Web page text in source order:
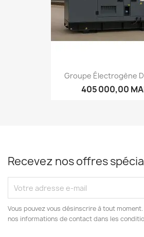
Groupe Électrogène
405 000,00
Recevez nos offres
Vous pouvez vous désinscrire à tout
nos informations de contact dans les